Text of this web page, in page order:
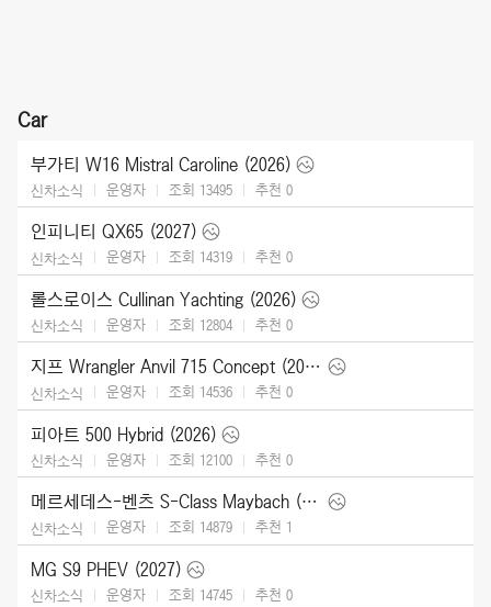
Car
부가티 W16 Mistral Caroline (2026)
신차소식 운영자 조회 13495 추천 0
인피니티 QX65 (2027)
신차소식 운영자 조회 14319 추천 0
롤스로이스 Cullinan Yachting (2026)
신차소식 운영자 조회 12804 추천 0
지프 Wrangler Anvil 715 Concept (2026)
신차소식 운영자 조회 14536 추천 0
피아트 500 Hybrid (2026)
신차소식 운영자 조회 12100 추천 0
메르세데스-벤츠 S-Class Maybach (2027)
신차소식 운영자 조회 14879 추천 1
MG S9 PHEV (2027)
신차소식 운영자 조회 14745 추천 0